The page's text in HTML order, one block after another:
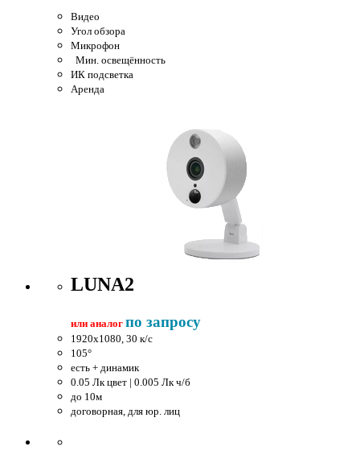
Видео
Угол обзора
Микрофон
Мин. освещённость
ИК подсветка
Аренда
LUNA2
или аналог по запросу
1920x1080, 30 к/c
105°
есть + динамик
0.05 Лк цвет | 0.005 Лк ч/б
до 10м
договорная, для юр. лиц